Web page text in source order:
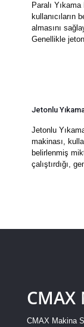
Paralı
kullanıcıların
almasını
Genellikle
Jetonlu
Jetonlu
makinası,
belirlenmiş
çalıştırdığı,
CMAX
CMAX Makina